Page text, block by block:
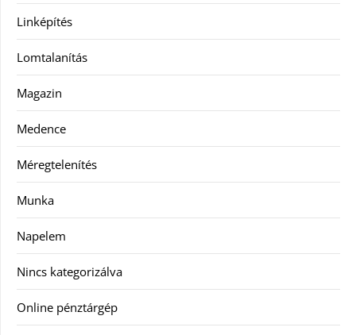
Linképítés
Lomtalanítás
Magazin
Medence
Méregtelenítés
Munka
Napelem
Nincs kategorizálva
Online pénztárgép